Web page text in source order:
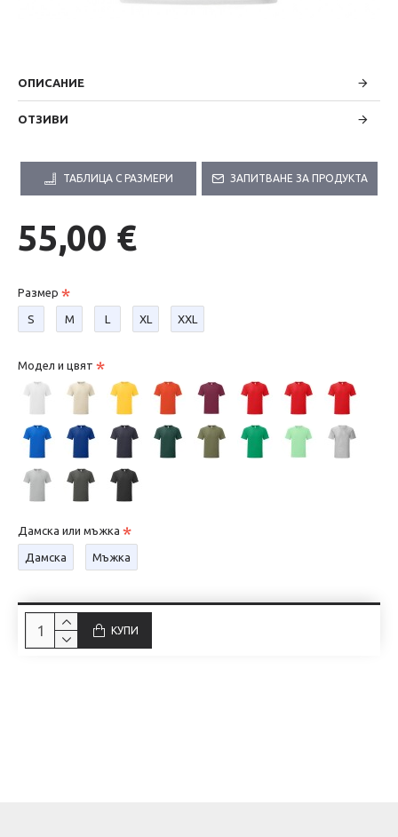
ОПИСАНИЕ
ОТЗИВИ
ТАБЛИЦА С РАЗМЕРИ ЗАПИТВАНЕ ЗА ПРОДУКТА
55,00 €
Размер
S М L XL XXL
Модел и цвят
Дамска или мъжка
Дамска Мъжка
КУПИ